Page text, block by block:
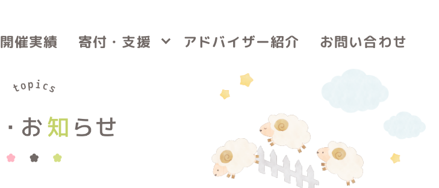
開催実績 寄付・支援 アドバイザー紹介 お問い合わせ